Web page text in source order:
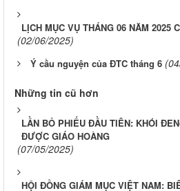
LỊCH MỤC VỤ THÁNG 06 NĂM 2025
(02/06/2025)
Ý cầu nguyện của ĐTC tháng 6
Những tin cũ hơn
LẦN BỎ PHIẾU ĐẦU TIÊN: KHÓI
ĐƯỢC GIÁO HOÀNG
(07/05/2025)
HỘI ĐỒNG GIÁM MỤC VIỆT NAM: